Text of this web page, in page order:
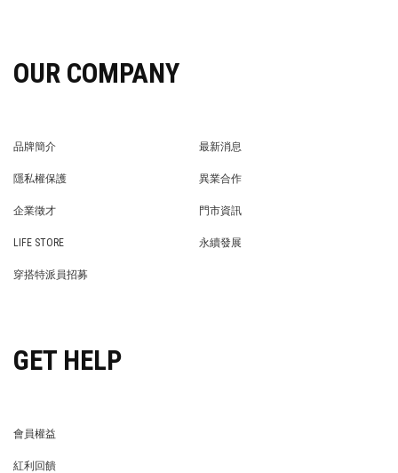
OUR COMPANY
品牌簡介
最新消息
隱私權保護
異業合作
企業徵才
門市資訊
LIFE STORE
永續發展
穿搭特派員招募
GET HELP
會員權益
紅利回饋